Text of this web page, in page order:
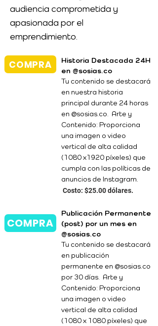
audiencia comprometida y
apasionada por el
emprendimiento.
COMPRA
COMPRA
Historia Destacada 24H
en @sosias.co
Tu contenido se destacará
en nuestra historia
principal durante 24 horas
en @sosias.co. Arte y
Contenido: Proporciona
una imagen o video
vertical de alta calidad
(1080 x1920 píxeles) que
cumpla con las políticas de
anuncios de Instagram.
Costo: $25.00 dólares.
Publicación Permanente
(post) por un mes en
@sosias.co
Tu contenido se destacará
en publicación
permanente en @sosias.co
por 30 días. Arte y
Contenido: Proporciona
una imagen o video
vertical de alta calidad
(1080 x 1080 píxeles) que